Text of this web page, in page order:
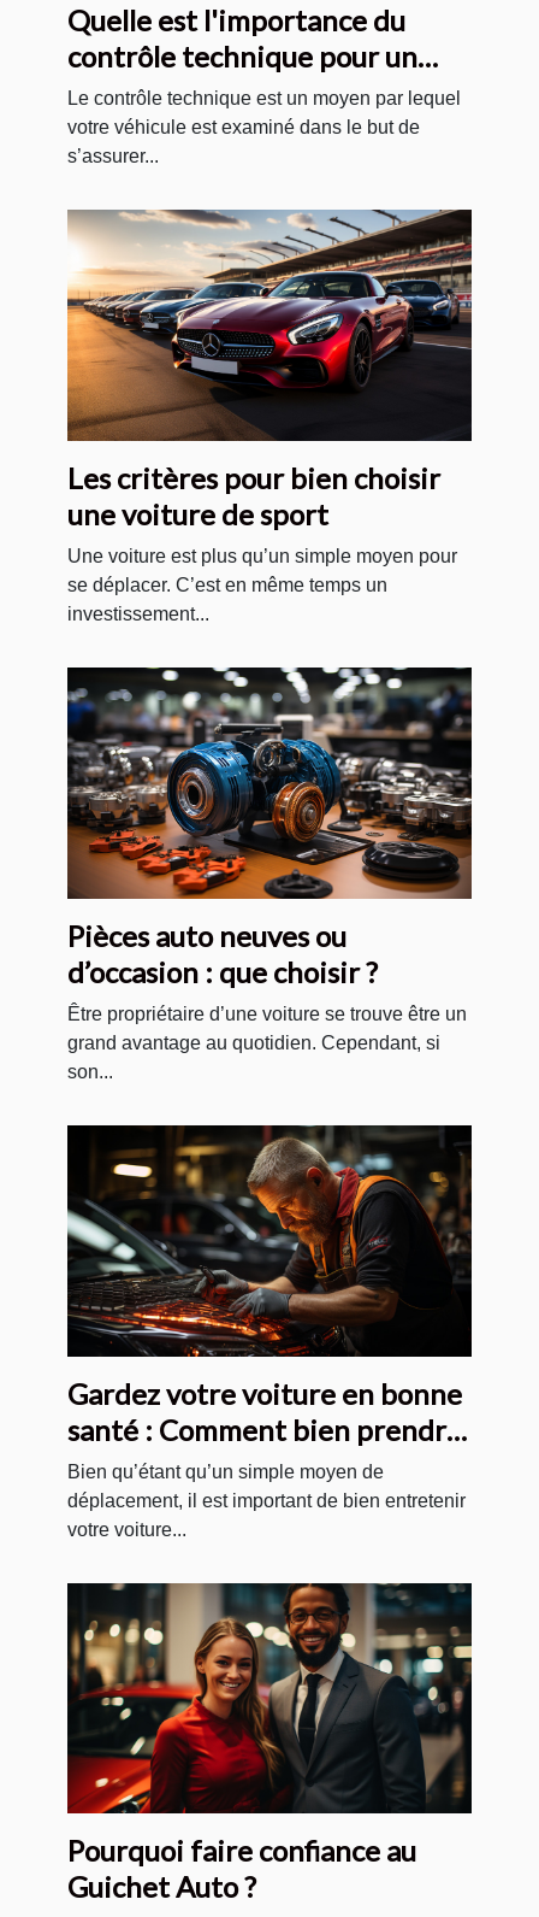
Quelle est l'importance du
contrôle technique pour un
véhicule ?
Le contrôle technique est un moyen par lequel
votre véhicule est examiné dans le but de
s’assurer...
Les critères pour bien choisir
une voiture de sport
Une voiture est plus qu’un simple moyen pour
se déplacer. C’est en même temps un
investissement...
Pièces auto neuves ou
d’occasion : que choisir ?
Être propriétaire d’une voiture se trouve être un
grand avantage au quotidien. Cependant, si
son...
Gardez votre voiture en bonne
santé : Comment bien prendre
soin de votre automobile ?
Bien qu’étant qu’un simple moyen de
déplacement, il est important de bien entretenir
votre voiture...
Pourquoi faire confiance au
Guichet Auto ?